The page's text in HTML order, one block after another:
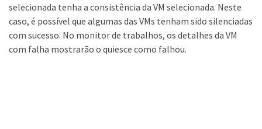
selecionada tenha a consistência da VM selecionada. Neste
caso, é possível que algumas das VMs tenham sido silenciadas
com sucesso. No monitor de trabalhos, os detalhes da VM
com falha mostrarão o quiesce como falhou.